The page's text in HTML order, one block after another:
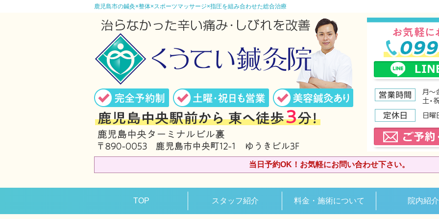
鹿児島市の鍼灸×整体×スポーツマッサージ×指圧を組み合わせた総合治療
当日予約OK！お気軽にお問い合わせ下さい。
TOP スタッフ紹介 料金・施術について 院内紹介